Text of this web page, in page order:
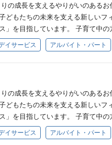
「処理」ではなく、プロダクト
上流）からチームで議論して進
の多様なメンバー（ベトナム拠
・発達段階に応じた関わり方
専門職同士で学び合いながら支援
】 サンクスラボでは、「IT×福祉
ミングソフトなどを活用し、子ど
ください！ 各拠点にIT担当スタ
工学・芸術・数学を組み合わせ
心！】 児童福祉未経験の方やブ
ては児童発達支援管理責任者や
です。 ＼職場見学・事前相談 大
しぶりの仕事復帰で不安…」 「自
子や、職員同士の雰囲気、1日の
活動の提案 ・身体を動かす楽し
どもたちの「できた！」を増や
るよう支援していくことが、こ
リハビリ等で培った経験を活かし
り、定期的にリハビリ職同士のミ
・発達段階に応じた関わり方
専門職同士で学び合いながら支援
】 サンクスラボでは、「IT×福祉
ミングソフトなどを活用し、子ど
ください！ 各拠点にIT担当スタ
の成長を支えるやりがいのある
どもたちの未来を支える新しいフ
を目指しています。 子育て中の
、週2日～（扶養内勤務）OKで
支援に携わっていただきます。
ムの企画・運営 ・日常生活動作
の送迎 【理学療法士としての経
活動の提案 ・身体を動かす楽し
どもたちの「できた！」を増や
るよう支援していくことが、こ
リハビリ等で培った経験を活かし
イサービス アルバイト・パート
の成長を支えるやりがいのある
どもたちの未来を支える新しいフ
を目指しています。 子育て中の
、週2日～（扶養内勤務）OKで
支援に携わっていただきます。
イサービス アルバイト・パート